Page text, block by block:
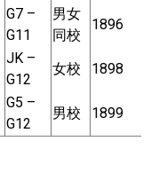
G7 –
G11
男女
同校
1896
JK –
G12
女校
1898
G5 –
G12
男校 1899